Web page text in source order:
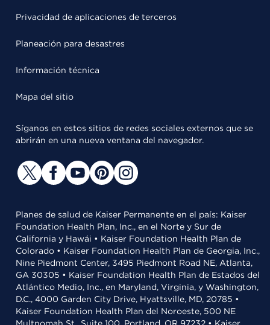
Privacidad de aplicaciones de terceros
Planeación para desastres
Información técnica
Mapa del sitio
Síganos en estos sitios de redes sociales externos que se
abrirán en una nueva ventana del navegador.
Planes de salud de Kaiser Permanente en el país: Kaiser
Foundation Health Plan, Inc., en el Norte y Sur de
California y Hawái • Kaiser Foundation Health Plan de
Colorado • Kaiser Foundation Health Plan de Georgia, Inc.,
Nine Piedmont Center, 3495 Piedmont Road NE, Atlanta,
GA 30305 • Kaiser Foundation Health Plan de Estados del
Atlántico Medio, Inc., en Maryland, Virginia, y Washington,
D.C., 4000 Garden City Drive, Hyattsville, MD, 20785 •
Kaiser Foundation Health Plan del Noroeste, 500 NE